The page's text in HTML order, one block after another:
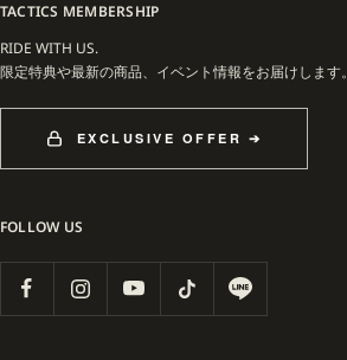
TACTICS MEMBERSHIP
RIDE WITH US.
限定特典や最新の商品、イベント情報をお届けします。
EXCLUSIVE OFFER ➔
FOLLOW US